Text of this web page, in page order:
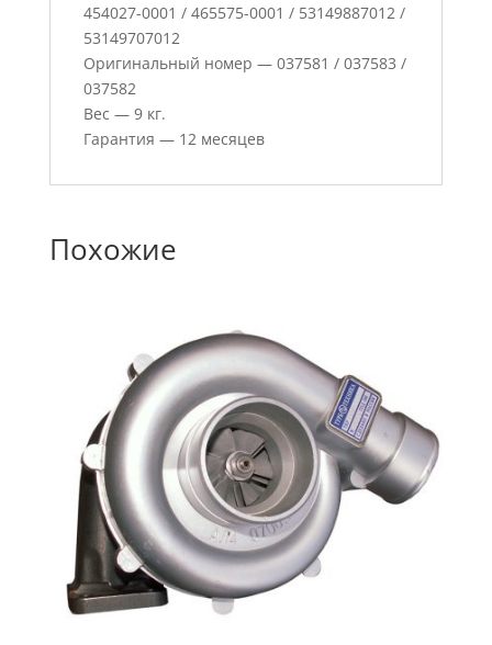
454027-0001 / 465575-0001 / 53149887012 /
53149707012
Оригинальный номер — 037581 / 037583 /
037582
Вес — 9 кг.
Гарантия — 12 месяцев
Похожие